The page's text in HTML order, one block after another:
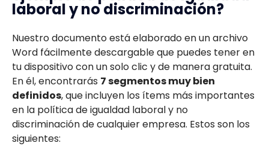
laboral y no discriminación?
Nuestro documento está elaborado en un archivo
Word fácilmente descargable que puedes tener en
tu dispositivo con un solo clic y de manera gratuita.
En él, encontrarás 7 segmentos muy bien
definidos, que incluyen los ítems más importantes
en la política de igualdad laboral y no
discriminación de cualquier empresa. Estos son los
siguientes: